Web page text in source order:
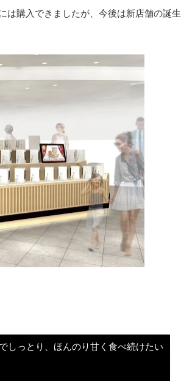
は購入できましたが、今後は新店舗の誕生
しっとり、ほんのり甘く食べ続けたい